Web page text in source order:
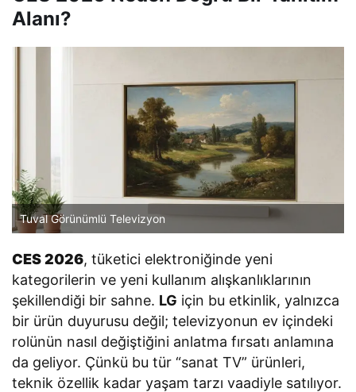
Alanı?
Tuval Görünümlü Televizyon
CES 2026, tüketici elektroniğinde yeni
kategorilerin ve yeni kullanım alışkanlıklarının
şekillendiği bir sahne. LG için bu etkinlik, yalnızca
bir ürün duyurusu değil; televizyonun ev içindeki
rolünün nasıl değiştiğini anlatma fırsatı anlamına
da geliyor. Çünkü bu tür “sanat TV” ürünleri,
teknik özellik kadar yaşam tarzı vaadiyle satılıyor.